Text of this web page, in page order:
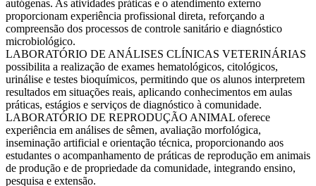
autógenas. As atividades práticas e o atendimento externo
proporcionam experiência profissional direta, reforçando a
compreensão dos processos de controle sanitário e diagnóstico
microbiológico.
LABORATÓRIO DE ANÁLISES CLÍNICAS VETERINÁRIAS
possibilita a realização de exames hematológicos, citológicos,
urinálise e testes bioquímicos, permitindo que os alunos interpretem
resultados em situações reais, aplicando conhecimentos em aulas
práticas, estágios e serviços de diagnóstico à comunidade.
LABORATÓRIO DE REPRODUÇÃO ANIMAL oferece
experiência em análises de sêmen, avaliação morfológica,
inseminação artificial e orientação técnica, proporcionando aos
estudantes o acompanhamento de práticas de reprodução em animais
de produção e de propriedade da comunidade, integrando ensino,
pesquisa e extensão.